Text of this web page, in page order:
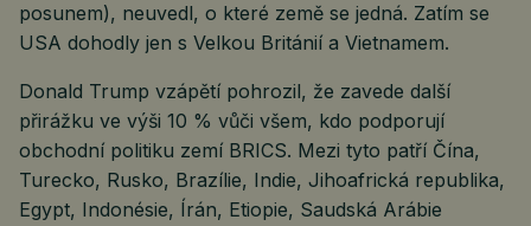
posunem), neuvedl, o které země se jedná. Zatím se
USA dohodly jen s Velkou Británií a Vietnamem.
Donald Trump vzápětí pohrozil, že zavede další
přirážku ve výši 10 % vůči všem, kdo podporují
obchodní politiku zemí BRICS. Mezi tyto patří Čína,
Turecko, Rusko, Brazílie, Indie, Jihoafrická republika,
Egypt, Indonésie, Írán, Etiopie, Saudská Arábie